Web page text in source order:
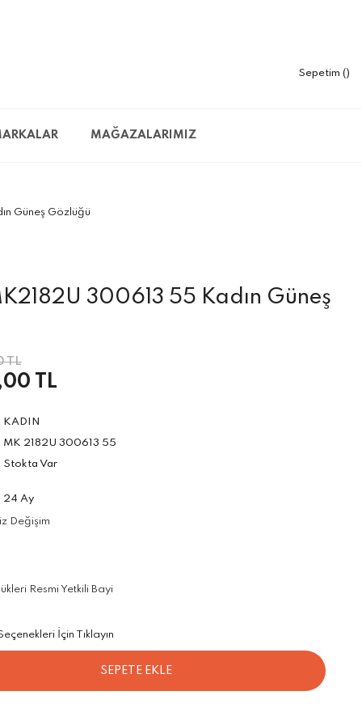
Sepetim
MAĞAZALARIMIZ
Güneş Gözlüğü
300613 55 Kadın Güneş
TL
TL
KADIN
MK 2182U 300613 55
Stokta Var
24 Ay
Değişim
Resmi Yetkili Bayi
İçin Tıklayın
SEPETE EKLE